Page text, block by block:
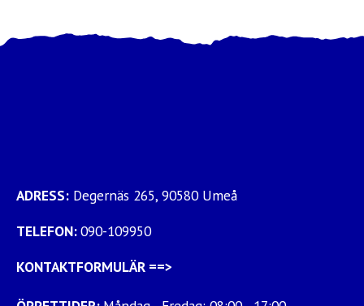
ADRESS: Degernäs 265, 90580 Umeå
TELEFON:090-109950
KONTAKTFORMULÄR ==>